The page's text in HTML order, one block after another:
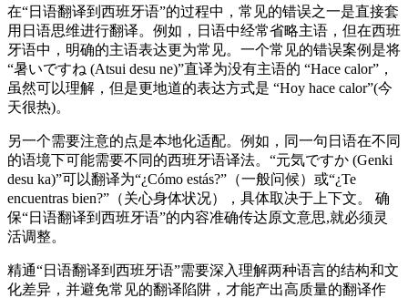
在“日语翻译到西班牙语”的过程中，常见的错误之一是直接套
用日语思维进行翻译。例如，日语中经常省略主语，但在西班
牙语中，明确的主语表达更为常见。一个常见的错误案例是将
“暑いですね (Atsui desu ne)”直译为没有主语的 “Hace calor”，
虽然可以理解，但是更地道的表达方式是 “Hoy hace calor”(今
天很热)。
另一个需要注意的点是本地化适配。例如，同一句日语在不同
的语境下可能需要不同的西班牙语译法。“元気ですか (Genki
desu ka)”可以翻译为“¿Cómo estás?”（一般问候）或“¿Te
encuentras bien?”（关心身体状况），具体取决于上下文。 确
保“日语翻译到西班牙语”的内容准确传达原文意思,就必须灵
活调整。
精通“日语翻译到西班牙语”需要深入理解两种语言的结构和文
化差异，并避免常见的翻译陷阱，才能产出高质量的翻译作